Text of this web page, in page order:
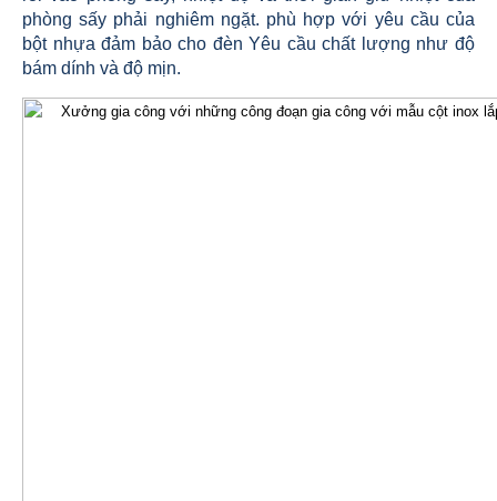
phòng sấy phải nghiêm ngặt. phù hợp với yêu cầu của
bột nhựa đảm bảo cho đèn Yêu cầu chất lượng như độ
bám dính và độ mịn.